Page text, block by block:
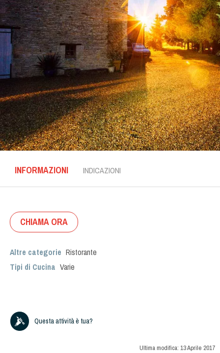
INFORMAZIONI INDICAZIONI
CHIAMA ORA
Altre categorie Ristorante
Tipi di Cucina Varie
Questa attività è tua?
Ultima modifica: 13 Aprile 2017